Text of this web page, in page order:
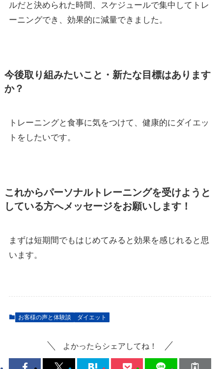
ルだと決められた時間、スケジュールで集中してトレ
ーニングでき、効果的に減量できました。
今後取り組みたいこと・新たな目標はあります
か？
トレーニングと食事に気をつけて、健康的にダイエッ
トをしたいです。
これからパーソナルトレーニングを受けようと
している方へメッセージをお願いします！
まずは短期間でもはじめてみると効果を感じれると思
います。
お客様の声と体験談 ダイエット
よかったらシェアしてね！